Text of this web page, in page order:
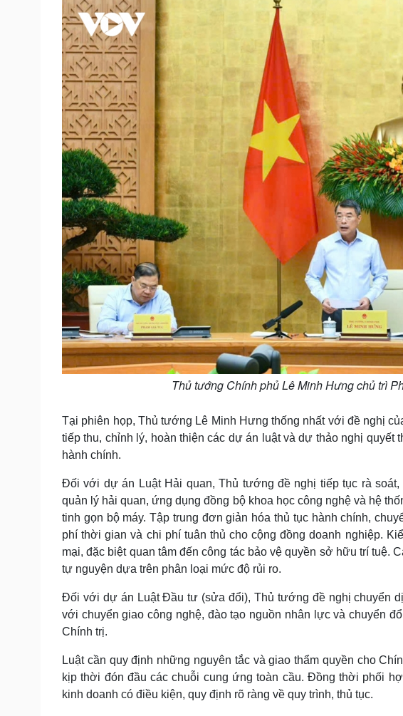
Sản phụ khoa
Nhi khoa
Nam khoa
Làm đẹp - giảm cân
Phòng mạch online
Ăn sạch sống khỏe
Tình yêu - Gia đình
Âm nhạc
Cải chính
Thủ tướng Chính phủ Lê Minh Hưng chủ trì
Tại phiên họp, Thủ tướng Lê Minh Hưng thống nhất với đề nghị
tiếp thu, chỉnh lý, hoàn thiện các dự án luật và dự thảo nghị
hành chính.
Đối với dự án Luật Hải quan, Thủ tướng đề nghị tiếp tục rà
quản lý hải quan, ứng dụng đồng bộ khoa học công nghệ và hệ
tinh gọn bộ máy. Tập trung đơn giản hóa thủ tục hành chính,
phí thời gian và chi phí tuân thủ cho cộng đồng doanh nghiệp.
mại, đặc biệt quan tâm đến công tác bảo vệ quyền sở hữu trí tuệ.
tự nguyện dựa trên phân loại mức độ rủi ro.
Đối với dự án Luật Đầu tư (sửa đổi), Thủ tướng đề nghị chuyển
với chuyển giao công nghệ, đào tạo nguồn nhân lực và chuyển
Chính trị.
Luật cần quy định những nguyên tắc và giao thẩm quyền cho
kịp thời đón đầu các chuỗi cung ứng toàn cầu. Đồng thời phối
kinh doanh có điều kiện, quy định rõ ràng về quy trình, thủ tục.